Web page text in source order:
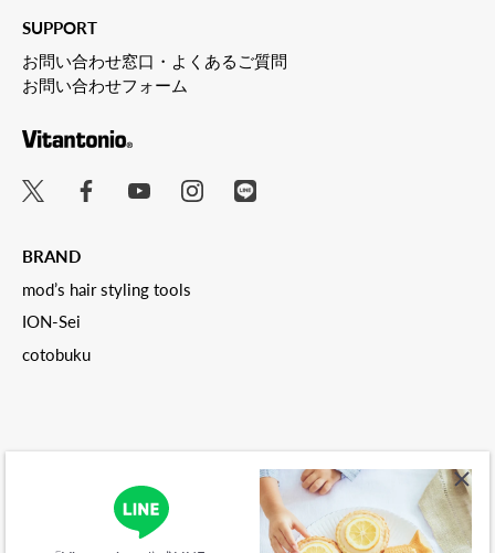
SUPPORT
お問い合わせ窓口・よくあるご質問
お問い合わせフォーム
BRAND
mod’s hair styling tools
ION-Sei
cotobuku